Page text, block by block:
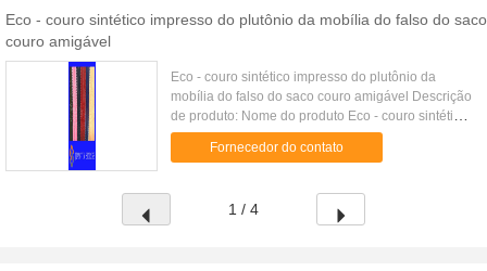
Eco - couro sintético impresso do plutônio da mobília do falso do saco
couro amigável
Eco - couro sintético impresso do plutônio da
mobília do falso do saco couro amigável Descrição
de produto: Nome do produto Eco - couro sintético
impresso do plutônio da mobília do falso do saco
couro amigável ...
Fornecedor do contato
1 / 4